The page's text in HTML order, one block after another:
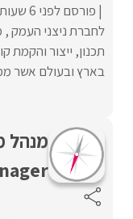
פורסם לפני 6 שעות
לחברת ניצני העמק
תכנון, ייצור והקמת
בארץ ובעולם אשר
AWS